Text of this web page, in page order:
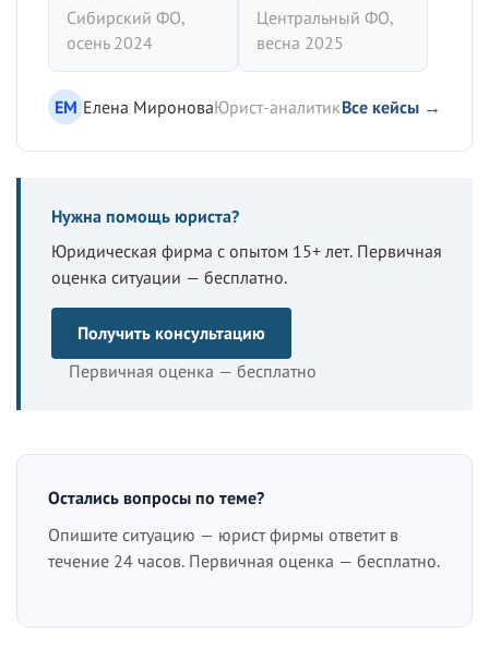
Сибирский ФО,
осень 2024
Центральный ФО,
весна 2025
ЕМ Елена МироноваЮрист-аналитикВсе кейсы →
Нужна помощь юриста?
Юридическая фирма с опытом 15+ лет. Первичная
оценка ситуации — бесплатно.
Получить консультацию
Первичная оценка — бесплатно
Остались вопросы по теме?
Опишите ситуацию — юрист фирмы ответит в
течение 24 часов. Первичная оценка — бесплатно.